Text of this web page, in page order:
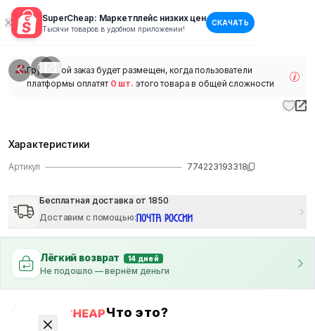
SuperCheap: Маркетплейс низких цен
Тысячи товаров в удобном приложении!
СКАЧАТЬ
1/
Групповой заказ будет размещен, когда пользователи
платформы оплатят 0 шт. этого товара в общей сложности
Характеристики
Артикул 774223193318
Бесплатная доставка от 1850
Доставим с помощью:
Лёгкий возврат 14 дней
Не подошло — вернём деньги
Что это?